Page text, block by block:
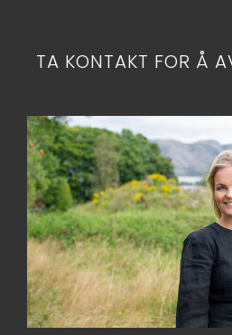
TA KONTAKT FOR Å